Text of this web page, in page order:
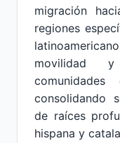
migración
regiones
movilidad
consolidando
de raíces
hispana y